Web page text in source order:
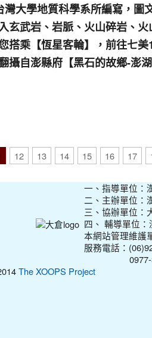
灣大學地質科學系所編寫，圖
玄武岩、岩脈、火山碎岩、
搭乘【恆星客輪】，前往七
攝自澎縣府【黑石的故鄉-澎
12 13 14 15 16 17
一、指導單位：
二、主辦單位：
三、協辦單位：
四、 輔導單位
本網站管理維護
服務電話：
0977-
The XOOPS Project